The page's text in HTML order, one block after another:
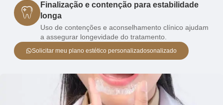
Finalização e contenção para estabilidade
longa
Uso de contenções e aconselhamento clínico ajudam
a assegurar longevidade do tratamento.
Solicitar meu plano estético personalizadosonalizado